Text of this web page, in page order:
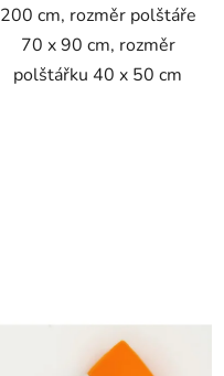
200 cm, rozměr polštáře
70 x 90 cm, rozměr
polštářku 40 x 50 cm